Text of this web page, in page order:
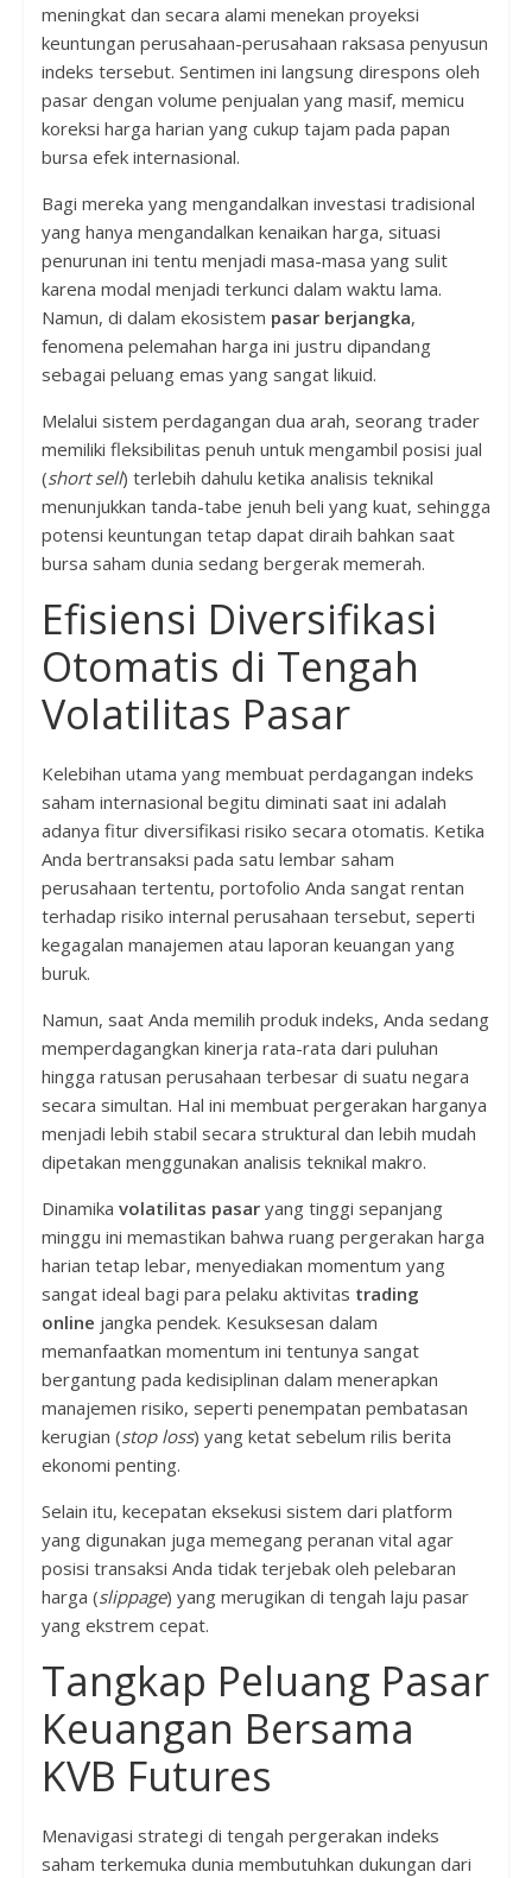
meningkat dan secara alami menekan proyeksi
keuntungan perusahaan-perusahaan raksasa penyusun
indeks tersebut. Sentimen ini langsung direspons oleh
pasar dengan volume penjualan yang masif, memicu
koreksi harga harian yang cukup tajam pada papan
bursa efek internasional.
Bagi mereka yang mengandalkan investasi tradisional
yang hanya mengandalkan kenaikan harga, situasi
penurunan ini tentu menjadi masa-masa yang sulit
karena modal menjadi terkunci dalam waktu lama.
Namun, di dalam ekosistem pasar berjangka,
fenomena pelemahan harga ini justru dipandang
sebagai peluang emas yang sangat likuid.
Melalui sistem perdagangan dua arah, seorang trader
memiliki fleksibilitas penuh untuk mengambil posisi jual
(short sell) terlebih dahulu ketika analisis teknikal
menunjukkan tanda-tabe jenuh beli yang kuat, sehingga
potensi keuntungan tetap dapat diraih bahkan saat
bursa saham dunia sedang bergerak memerah.
Efisiensi Diversifikasi
Otomatis di Tengah
Volatilitas Pasar
Kelebihan utama yang membuat perdagangan indeks
saham internasional begitu diminati saat ini adalah
adanya fitur diversifikasi risiko secara otomatis. Ketika
Anda bertransaksi pada satu lembar saham
perusahaan tertentu, portofolio Anda sangat rentan
terhadap risiko internal perusahaan tersebut, seperti
kegagalan manajemen atau laporan keuangan yang
buruk.
Namun, saat Anda memilih produk indeks, Anda sedang
memperdagangkan kinerja rata-rata dari puluhan
hingga ratusan perusahaan terbesar di suatu negara
secara simultan. Hal ini membuat pergerakan harganya
menjadi lebih stabil secara struktural dan lebih mudah
dipetakan menggunakan analisis teknikal makro.
Dinamika volatilitas pasaryang tinggi sepanjang
minggu ini memastikan bahwa ruang pergerakan harga
harian tetap lebar, menyediakan momentum yang
sangat ideal bagi para pelaku aktivitas trading
online jangka pendek. Kesuksesan dalam
memanfaatkan momentum ini tentunya sangat
bergantung pada kedisiplinan dalam menerapkan
manajemen risiko, seperti penempatan pembatasan
kerugian (stop loss) yang ketat sebelum rilis berita
ekonomi penting.
Selain itu, kecepatan eksekusi sistem dari platform
yang digunakan juga memegang peranan vital agar
posisi transaksi Anda tidak terjebak oleh pelebaran
harga (slippage) yang merugikan di tengah laju pasar
yang ekstrem cepat.
Tangkap Peluang Pasar
Keuangan Bersama
KVB Futures
Menavigasi strategi di tengah pergerakan indeks
saham terkemuka dunia membutuhkan dukungan dari